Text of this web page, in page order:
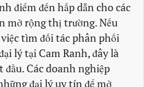
điểm đến hấp dẫn cho các
mở rộng thị trường. Nếu
tìm đối tác phân phối
lý tại Cam Ranh, đây là
đầu. Các doanh nghiệp
đại lý uy tín để mở